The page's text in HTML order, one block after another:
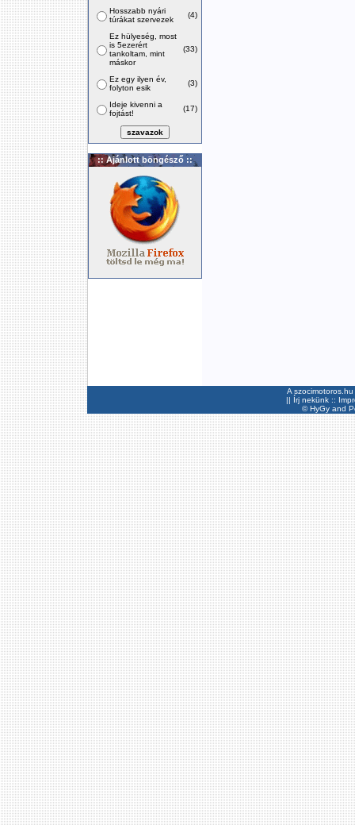
Hosszabb nyári
túrákat szervezek
(4)
Ez hülyeség, most
is 5ezerért
tankoltam, mint
máskor
(33)
Ez egy ilyen év,
folyton esik
(3)
Ideje kivenni a
fojtást!
(17)
:: Ajánlott böngésző ::
A
|| Írj nekünk ::
©HyGyand